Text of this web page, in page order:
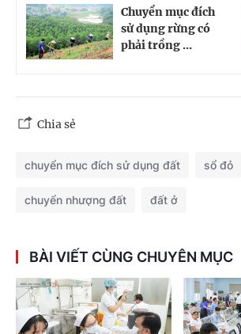
Chuyển mục đích
sử dụng rừng có
phải trồng ...
Chia sẻ
chuyển mục đích sử dụng đất sổ đỏ
chuyển nhượng đất đất ở
BÀI VIẾT CÙNG CHUYÊN MỤC